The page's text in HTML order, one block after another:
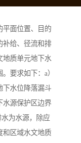
平面位置、目的
补给、径流和排
地质单元地下水
要求如下：a）
下水位降落漏斗
水源保护区边界
为水源，除应
和区域水文地质